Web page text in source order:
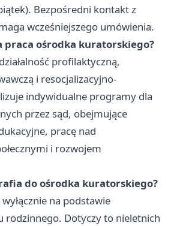
Bezpośredni kontakt z
wcześniejszego umówienia.
praca ośrodka kuratorskiego?
profilaktyczną,
i resocjalizacyjno-
indywidualne programy dla
przez sąd, obejmujące
pracę nad
i rozwojem
do ośrodka kuratorskiego?
na podstawie
rodzinnego. Dotyczy to nieletnich